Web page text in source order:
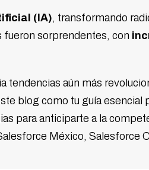
(IA), transformando
fueron sorprendentes, con
tendencias aún más
blog como tu guía esencial
para anticiparte a la
México, Salesforce